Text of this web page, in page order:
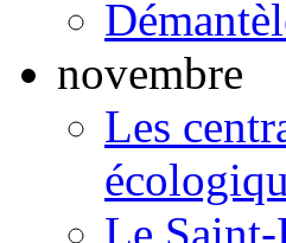
novembre
Les
Le